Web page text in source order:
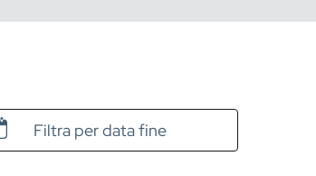
e ora di fine